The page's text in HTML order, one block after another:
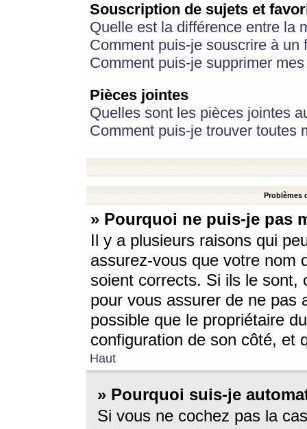
Souscription de sujets et
Quelle est la différence entre la
Comment puis-je souscrire à
Comment puis-je supprimer
Pièces jointes
Quelles sont les pièces jointes
Comment puis-je trouver toutes
Problèmes
» Pourquoi ne puis-je pas
Il y a plusieurs raisons qui
assurez-vous que votre nom
soient corrects. Si ils le sont,
pour vous assurer de ne pas
possible que le propriétaire
configuration de son côté, et
Haut
» Pourquoi suis-je
Si vous ne cochez pas la